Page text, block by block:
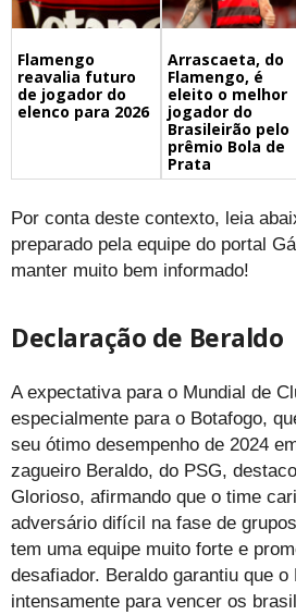
Flamengo
reavalia futuro
de jogador do
elenco para 2026
Arrascaeta, do
Flamengo, é
eleito o melhor
jogador do
Brasileirão pelo
prêmio Bola de
Prata
Por conta deste contexto, leia
preparado pela equipe do portal
manter muito bem informado!
Declaração de Beraldo
A expectativa para o Mundial de
especialmente para o Botafogo,
seu ótimo desempenho de 2024
zagueiro Beraldo, do PSG,
Glorioso, afirmando que o time
adversário difícil na fase de
tem uma equipe muito forte e
desafiador. Beraldo garantiu que
intensamente para vencer os